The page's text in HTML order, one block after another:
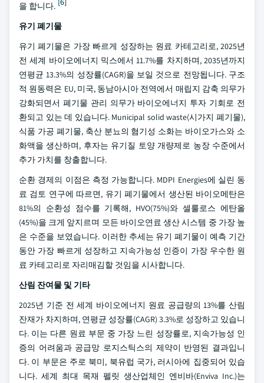
을 합니다.
유기 폐기물
유기 폐기물은 가장 빠르게 성장하는 원료 카테고리로, 2025년
전 세계 바이오에너지 믹스에서 11.7%를 차지하며, 2035년까지
연평균 13.3%의 성장률(CAGR)을 보일 것으로 전망됩니다. 구조
적 원동력은 EU, 미국, 동남아시아 전역에서 매립지 감축 의무가
강화되면서 폐기물 관리 의무가 바이오에너지 투자 기회로 전
환되고 있는 데 있습니다. Municipal solid waste(시가지 폐기물),
식품 가공 폐기물, 축산 분뇨의 혐기성 소화는 바이오가스와 소
화액을 생산하며, 후자는 유기질 토양 개량제로 농장 수준에서
추가 가치를 창출합니다.
순환 경제의 이점은 측정 가능합니다. MDPI Energies에 실린 동
료 검토 연구에 따르면, 유기 폐기물에서 생산된 바이오메탄은
81%의 순환성 점수를 기록해, HVO(75%)와 셀룰로스 에탄올
(45%)을 크게 앞지르며 모든 바이오연료 생산 시스템 중 가장 높
은 수준을 보였습니다. 이러한 추세는 유기 폐기물이 예측 기간
동안 가장 빠르게 성장하고 지속가능성 인증이 가장 우수한 원
료 카테고리로 자리매김할 것임을 시사합니다.
산림 잔여물 및 기타
2025년 기준 전 세계 바이오에너지 원료 공급량의 13%를 산림
잔재가 차지하며, 연평균 성장률(CAGR) 3.3%로 성장하고 있습니
다. 이는 다른 원료 부문 중 가장 느린 성장률로, 지속가능성 인
증의 어려움과 공급망 로지스틱스의 제약이 반영된 결과입니
다. 이 부문은 주로 북미, 북유럽 국가, 러시아에 집중되어 있습
니다. 세계 최대 목재 펠릿 생산업체인 엔비바(Enviva Inc.)는